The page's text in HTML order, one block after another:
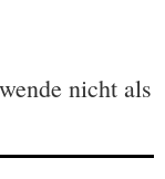
nicht als